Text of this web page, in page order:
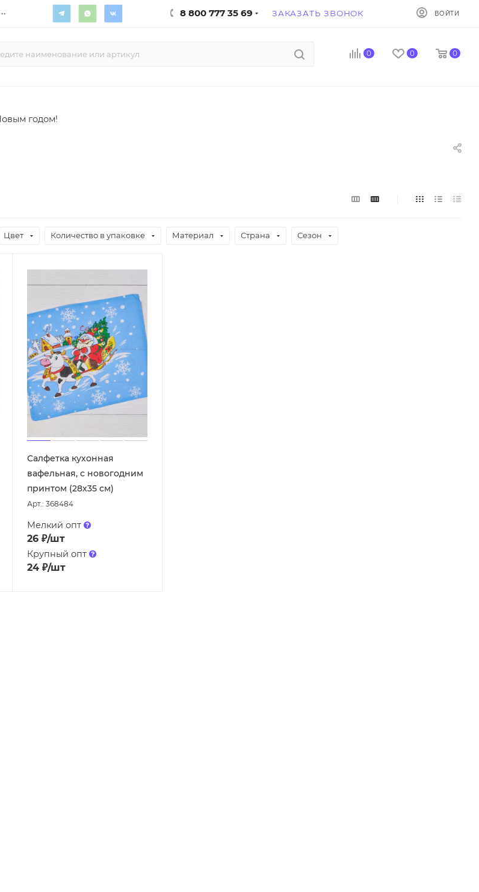
8 800 777 35 69 ЗАКАЗАТЬ ЗВОНОК ВОЙТИ
0 0 0
годом!
Цвет Количество в упаковке Материал Страна Сезон
Салфетка кухонная
вафельная, с новогодним
принтом (28х35 см)
Арт.: 368484
Мелкий опт
26 ₽/шт
Крупный опт
24 ₽/шт